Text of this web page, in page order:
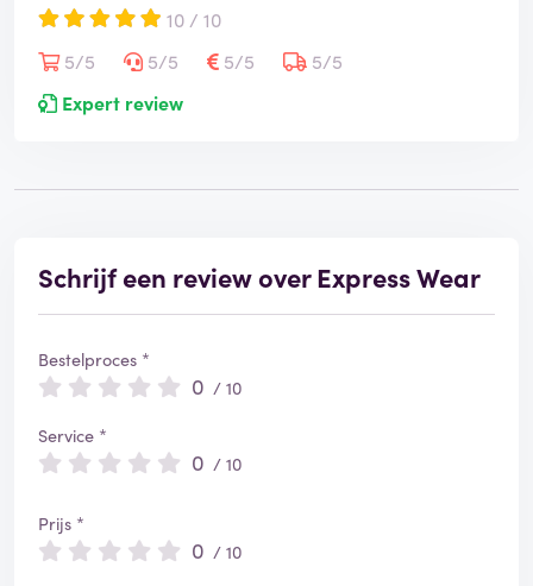
10 / 10
5/5
5/5 5/5
5/5
Expert review
Schrijf een review over Express Wear
Bestelproces *
0 / 10
Service *
0 / 10
Prijs *
0 / 10